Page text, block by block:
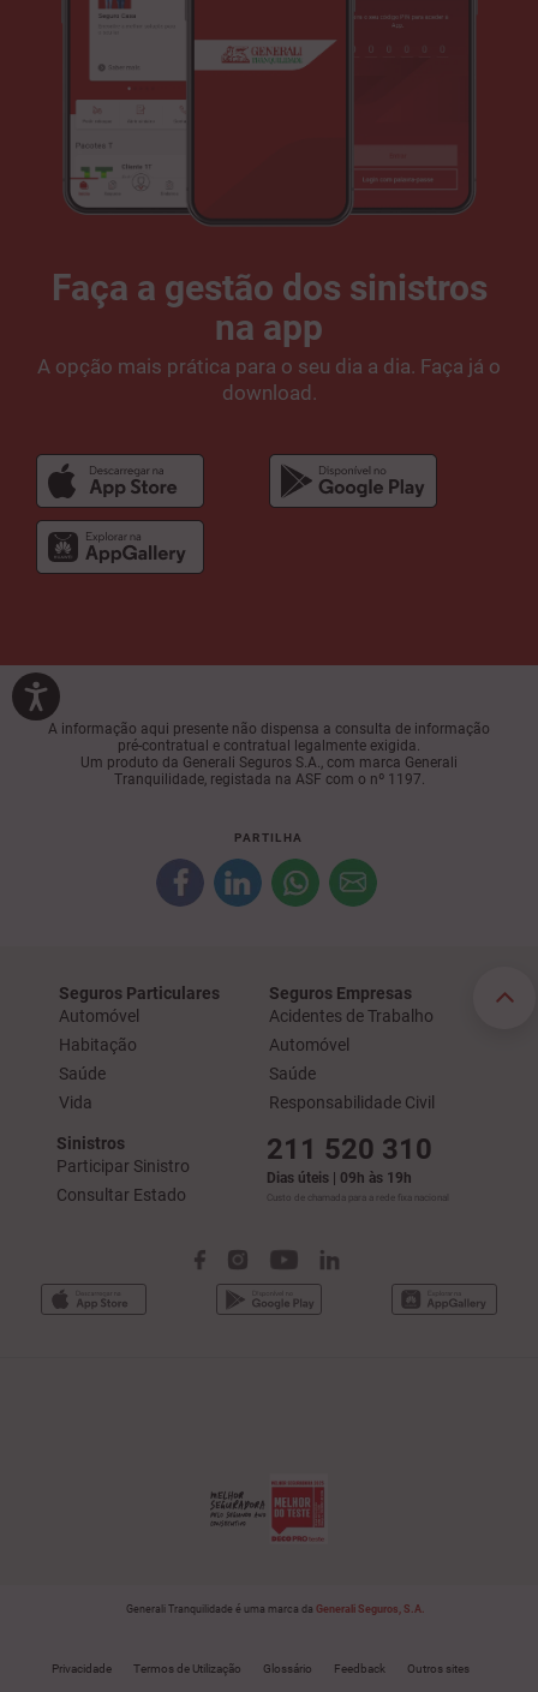
Faça a gestão dos sinistros
na app
A opção mais prática para o seu dia a dia. Faça já o
download.
A informação aqui presente não dispensa a consulta de informação
pré-contratual e contratual legalmente exigida.
Um produto da Generali Seguros S.A., com marca Generali
Tranquilidade, registada na ASF com o nº 1197.
PARTILHA
Seguros Particulares
Automóvel
Habitação
Saúde
Vida
Seguros Empresas
Acidentes de Trabalho
Automóvel
Saúde
Responsabilidade Civil
Sinistros
Participar Sinistro
Consultar Estado
211 520 310
Dias úteis | 09h às 19h
Custo de chamada para a rede fixa nacional
Generali Tranquilidade é uma marca da Generali Seguros, S.A.
Privacidade Termos de Utilização Glossário Feedback Outros sites